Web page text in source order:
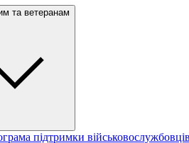
та ветеранам
підтримки військовослужбовців